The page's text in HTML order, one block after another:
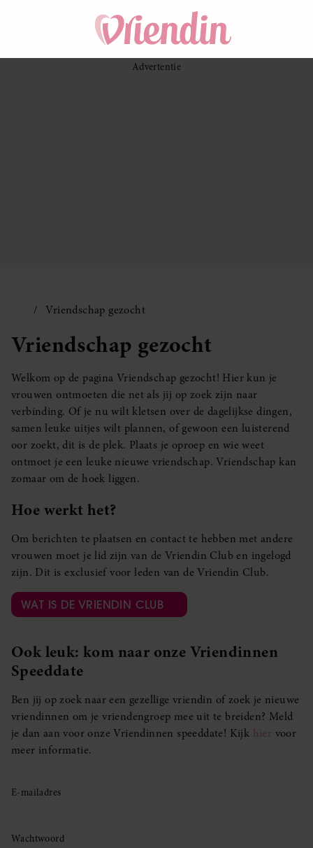
Vriendschap gezocht
Vriendschap gezocht
Welkom op de pagina Vriendschap gezocht! Hier kun je
vrouwen ontmoeten die net als jij op zoek zijn naar
verbinding. Of je nu wilt kletsen over de dagelijkse dingen,
samen leuke uitjes wilt plannen, of gewoon een luisterend
oor zoekt, dit is de plek. Plaats je oproep en wie weet
ontmoet je een leuke nieuwe vriendschap. Vriendschap kan
zomaar om de hoek liggen.
Hoe werkt het?
Om berichten te plaatsen en contact te hebben met andere
vrouwen moet je lid zijn van de Vriendin Club en ingelogd
zijn. Dit is exclusief voor leden van de Vriendin Club.
WAT IS DE VRIENDIN CLUB
Ook leuk: kom naar onze Vriendinnen
Speeddate
Ben jij op zoek naar een gezellige vriendin of zoek je nieuwe
vriendinnen om je vriendengroep mee uit te breiden? Meld
je dan aan voor onze Vriendinnen speeddate! Kijk hier voor
meer informatie.
E-mailadres
Wachtwoord